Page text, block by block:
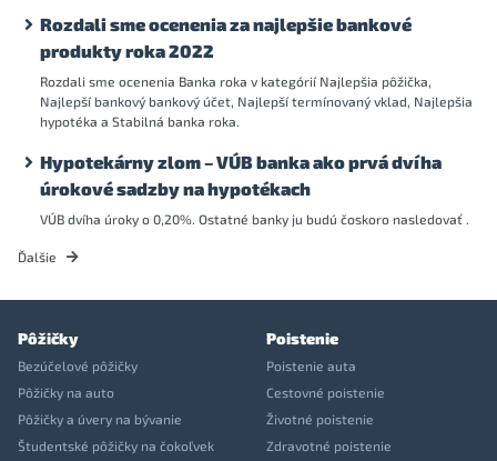
Rozdali sme ocenenia za najlepšie bankové
produkty roka 2022
Rozdali sme ocenenia Banka roka v kategórií Najlepšia pôžička,
Najlepší bankový bankový účet, Najlepší termínovaný vklad, Najlepšia
hypotéka a Stabilná banka roka.
Hypotekárny zlom – VÚB banka ako prvá dvíha
úrokové sadzby na hypotékach
VÚB dvíha úroky o 0,20%. Ostatné banky ju budú čoskoro nasledovať .
Ďalšie
Pôžičky
Bezúčelové pôžičky
Pôžičky na auto
Pôžičky a úvery na bývanie
Študentské pôžičky na čokoľvek
Poistenie
Poistenie auta
Cestovné poistenie
Životné poistenie
Zdravotné poistenie